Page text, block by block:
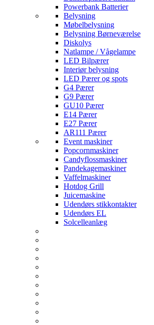
Powerbank Batterier
Belysning
Møbelbelysning
Belysning Børneværelse
Diskolys
Natlampe / Vågelampe
LED Bilpærer
Interiør belysning
LED Pærer og spots
G4 Pærer
G9 Pærer
GU10 Pærer
E14 Pærer
E27 Pærer
AR111 Pærer
Event maskiner
Popcornmaskiner
Candyflossmaskiner
Pandekagemaskiner
Vaffelmaskiner
Hotdog Grill
Juicemaskine
Udendørs stikkontakter
Udendørs EL
Solcelleanlæg